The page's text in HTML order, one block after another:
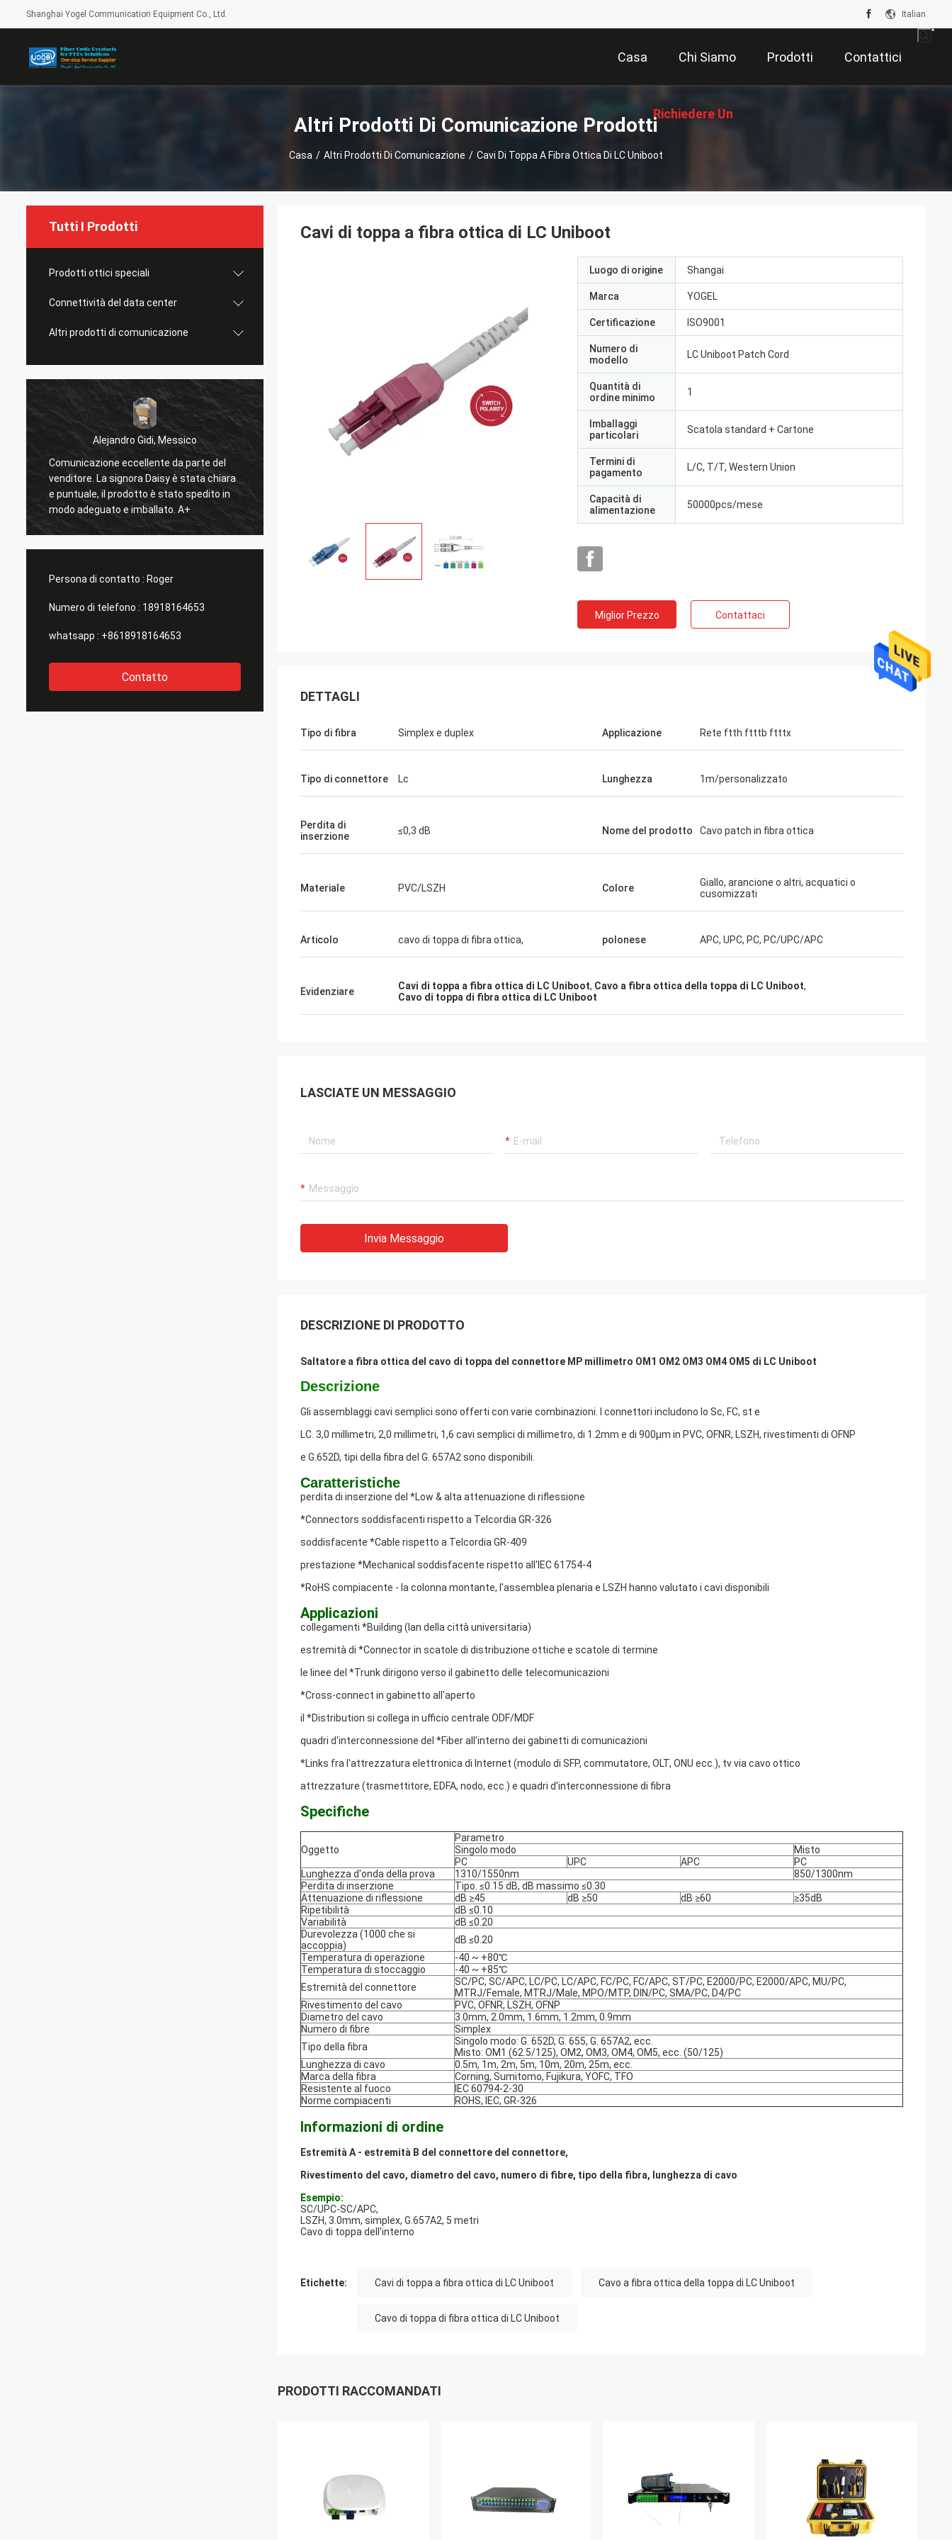
Shanghai Yogel Communication Equipment Co., Ltd. Italian
Casa Chi Siamo Prodotti Contattici
Richiedere Un
Altri Prodotti Di Comunicazione Prodotti
Casa / Altri Prodotti Di Comunicazione / Cavi Di Toppa A Fibra Ottica Di LC Uniboot
Tutti I Prodotti
Prodotti ottici speciali
Connettività del data center
Altri prodotti di comunicazione
Alejandro Gidi, Messico
Comunicazione eccellente da parte del
venditore. La signora Daisy è stata chiara
e puntuale, il prodotto è stato spedito in
modo adeguato e imballato. A+
rhode alain,Francia
È molto bello lavorare con veri
professionisti. Sono attenti e reattivi.
Persona di contatto : Roger
Numero di telefono : 18918164653
whatsapp : +8618918164653
Contatto
Cavi di toppa a fibra ottica di LC Uniboot
Luogo di origine Shangai
Marca YOGEL
Certificazione ISO9001
Numero di
modello
LC Uniboot Patch Cord
Quantità di
ordine minimo
1
Imballaggi
particolari
Scatola standard + Cartone
Termini di
pagamento
L/C, T/T, Western Union
Capacità di
alimentazione
50000pcs/mese
Miglior Prezzo Contattaci
DETTAGLI
Tipo di fibra Simplex e duplex Applicazione Rete ftth ftttb ftttx
Tipo di connettore Lc Lunghezza 1m/personalizzato
Perdita di
inserzione
≤0,3 dB Nome del prodotto Cavo patch in fibra ottica
Materiale PVC/LSZH Colore
Giallo, arancione o altri, acquatici o
cusomizzati
Articolo cavo di toppa di fibra ottica, polonese APC, UPC, PC, PC/UPC/APC
Evidenziare Cavi di toppa a fibra ottica di LC Uniboot, Cavo a fibra ottica della toppa di LC Uniboot,
Cavo di toppa di fibra ottica di LC Uniboot
LASCIATE UN MESSAGGIO
Invia Messaggio
DESCRIZIONE DI PRODOTTO
Saltatore a fibra ottica del cavo di toppa del connettore MP millimetro OM1 OM2 OM3 OM4 OM5 di LC Uniboot
Descrizione
Gli assemblaggi cavi semplici sono offerti con varie combinazioni. I connettori includono lo Sc, FC, st e
LC. 3,0 millimetri, 2,0 millimetri, 1,6 cavi semplici di millimetro, di 1.2mm e di 900μm in PVC, OFNR, LSZH, rivestimenti di OFNP
e G.652D, tipi della fibra del G. 657A2 sono disponibili.
Caratteristiche
perdita di inserzione del *Low & alta attenuazione di riflessione
*Connectors soddisfacenti rispetto a Telcordia GR-326
soddisfacente *Cable rispetto a Telcordia GR-409
prestazione *Mechanical soddisfacente rispetto all'IEC 61754-4
*RoHS compiacente - la colonna montante, l'assemblea plenaria e LSZH hanno valutato i cavi disponibili
Applicazioni
collegamenti *Building (lan della città universitaria)
estremità di *Connector in scatole di distribuzione ottiche e scatole di termine
le linee del *Trunk dirigono verso il gabinetto delle telecomunicazioni
*Cross-connect in gabinetto all'aperto
il *Distribution si collega in ufficio centrale ODF/MDF
quadri d'interconnessione del *Fiber all'interno dei gabinetti di comunicazioni
*Links fra l'attrezzatura elettronica di Internet (modulo di SFP, commutatore, OLT, ONU ecc.), tv via cavo ottico
attrezzature (trasmettitore, EDFA, nodo, ecc.) e quadri d'interconnessione di fibra
Specifiche
Oggetto
Parametro
Singolo modo
Misto
PC
UPC APC
PC
Lunghezza d'onda della prova
1310/1550nm
850/1300nm
Perdita di inserzione
Tipo. ≤0.15 dB, dB massimo ≤0.30
Attenuazione di riflessione
dB ≥45 dB ≥50 dB ≥60
≥35dB
Ripetibilità
dB ≤0.10
Variabilità
dB ≤0.20
Durevolezza (1000 che si
accoppia)
dB ≤0.20
Temperatura di operazione
-40 ~ +80℃
Temperatura di stoccaggio
-40 ~ +85℃
Estremità del connettore
SC/PC, SC/APC, LC/PC, LC/APC, FC/PC, FC/APC, ST/PC, E2000/PC, E2000/APC, MU/PC,
MTRJ/Female, MTRJ/Male, MPO/MTP, DIN/PC, SMA/PC, D4/PC
Rivestimento del cavo
PVC, OFNR, LSZH, OFNP
Diametro del cavo
3.0mm, 2.0mm, 1.6mm, 1.2mm, 0.9mm
Numero di fibre
Simplex
Tipo della fibra
Singolo modo: G. 652D, G. 655, G. 657A2, ecc.
Misto: OM1 (62.5/125), OM2, OM3, OM4, OM5, ecc. (50/125)
Lunghezza di cavo
0.5m, 1m, 2m, 5m, 10m, 20m, 25m, ecc.
Marca della fibra
Corning, Sumitomo, Fujikura, YOFC, TFO
Resistente al fuoco
IEC 60794-2-30
Norme compiacenti
ROHS, IEC, GR-326
Informazioni di ordine
Estremità A - estremità B del connettore del connettore,
Rivestimento del cavo, diametro del cavo, numero di fibre, tipo della fibra, lunghezza di cavo
Esempio:
SC/UPC-SC/APC,
LSZH, 3.0mm, simplex, G.657A2, 5 metri
Cavo di toppa dell'interno
Etichette: Cavi di toppa a fibra ottica di LC Uniboot Cavo a fibra ottica della toppa di LC Uniboot
Cavo di toppa di fibra ottica di LC Uniboot
PRODOTTI RACCOMANDATI